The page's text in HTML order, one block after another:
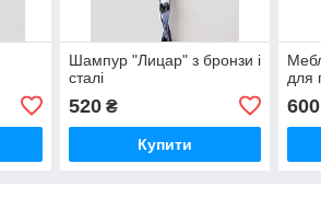
Шампур "Лицар" з бронзи і
сталі
520₴
Купити
для
600